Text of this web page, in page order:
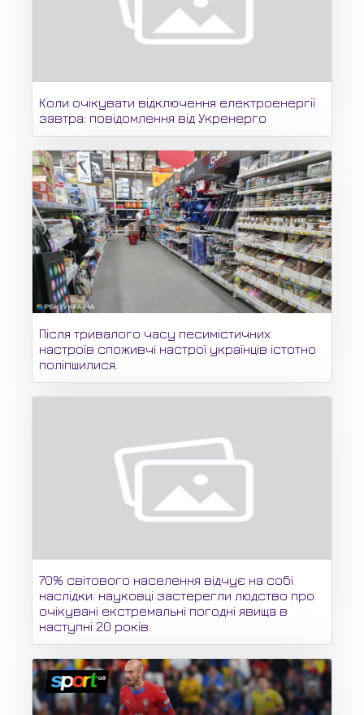
Коли очікувати відключення електроенергії
завтра: повідомлення від Укренерго
Після тривалого часу песимістичних
настроїв споживчі настрої українців істотно
поліпшилися.
70% світового населення відчує на собі
наслідки: науковці застерегли людство про
очікувані екстремальні погодні явища в
наступні 20 років.